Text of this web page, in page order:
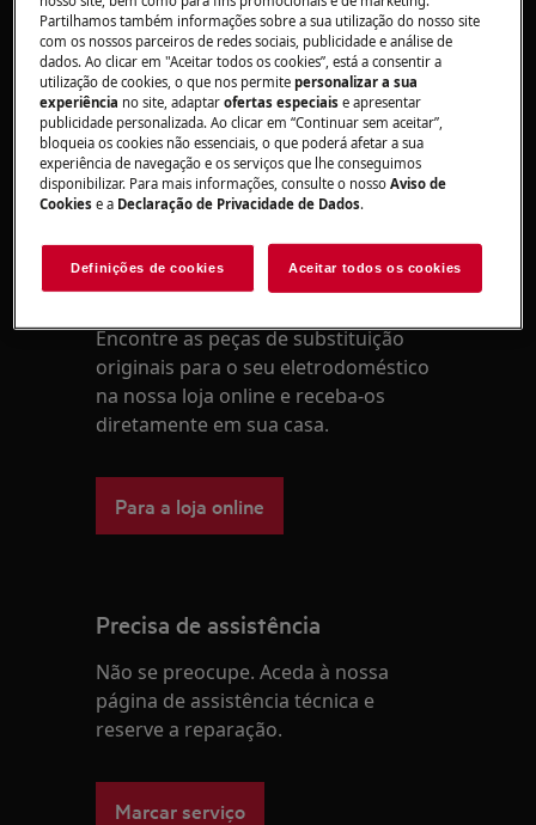
após a máquina de lavar roupa terminar o
enchimento com água, ou abrir durante o ciclo
de lavagem ou centrifugação, desligue
imediatamente a máquina da tomada elétrica e
contacte a Electrolux.
Este artigo foi útil?
Peças e acessórios
Encontre as peças de substituição
originais para o seu eletrodoméstico
na nossa loja online e receba-os
diretamente em sua casa.
Para a loja online
Precisa de assistência
Não se preocupe. Aceda à nossa
página de assistência técnica e
reserve a reparação.
Marcar serviço
Partilhamos também informações sobre a sua utilização do nosso site
com os nossos parceiros de redes sociais, publicidade e análise de
dados. Ao clicar em "Aceitar todos os cookies”, está a consentir a
utilização de cookies, o que nos permitepersonalizar a sua
experiência no site, adaptarofertas especiaise apresentar
publicidade personalizada. Ao clicar em “Continuar sem aceitar”,
bloqueia os cookies não essenciais, o que poderá afetar a sua
experiência de navegação e os serviços que lhe conseguimos
disponibilizar. Para mais informações, consulte o nossoAviso de
Cookies e a Declaração de Privacidade de Dados.
Definições de cookies Aceitar todos os cookies